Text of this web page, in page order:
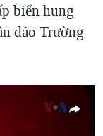
biển hung
đảo Trường